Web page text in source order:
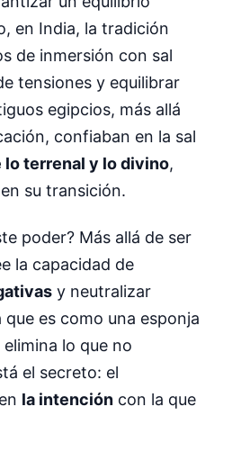
en India, la tradición
de inmersión con sal
tensiones y equilibrar
egipcios, más allá
confiaban en la sal
lo terrenal y lo divino,
su transición.
poder? Más allá de ser
la capacidad de
y neutralizar
es como una esponja
lo que no
el secreto: el
la intención con la que